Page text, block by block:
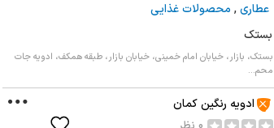
عطاری, محصولات غذایی
بستک
بستک، بازار، خیابان امام خمینی، خیابان بازار، طبقه همکف، ادویه جات
محم...
ادویه رنگین کمان